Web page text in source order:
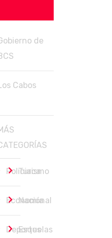
de
Cabos
Policiaca
Turismo
Economía
Nacional
Deportes
Esquelas